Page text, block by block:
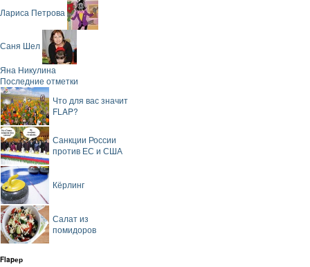
Лариса Петрова
Саня Шел
Яна Никулина
Последние отметки
Что для вас значит
FLAP?
Санкции России
против ЕС и США
Кёрлинг
Салат из
помидоров
Flapер